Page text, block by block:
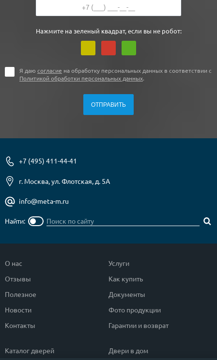
Нажмите на зеленый квадрат, если вы не робот:
Я даю согласие на обработку персональных данных в соответствии с
Политикой обработки персональных данных.
+7 (495) 411-44-41
г. Москва, ул. Флотская, д. 5А
info@meta-m.ru
Найти:
О нас
Отзывы
Полезное
Новости
Контакты
Услуги
Как купить
Документы
Фото продукции
Гарантии и возврат
Каталог дверей Двери в дом